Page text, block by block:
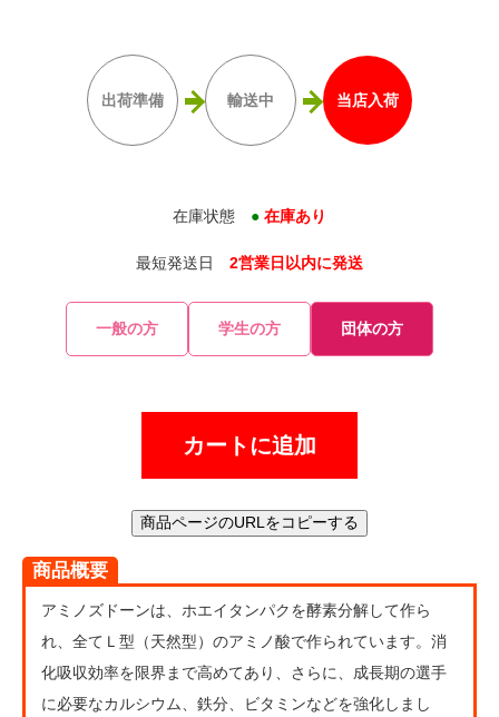
出荷準備 輸送中 当店入荷
在庫状態 ● 在庫あり
最短発送日 2営業日以内に発送
一般の方 学生の方 団体の方
カートに追加
商品ページのURLをコピーする
商品概要
アミノズドーンは、ホエイタンパクを酵素分解して作ら
れ、全てＬ型（天然型）のアミノ酸で作られています。消
化吸収効率を限界まで高めてあり、さらに、成長期の選手
に必要なカルシウム、鉄分、ビタミンなどを強化しまし